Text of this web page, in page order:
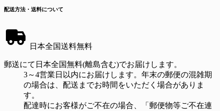
配送方法・送料について
日本全国送料無料
郵送にて日本全国無料(離島含む)でお届けします。
3～4営業日以内にお届けします。年末の郵便の混雑期
の場合は、配送までお時間をいただく場合がありま
す。
配達時にお客様がご不在の場合、「郵便物等ご不在連